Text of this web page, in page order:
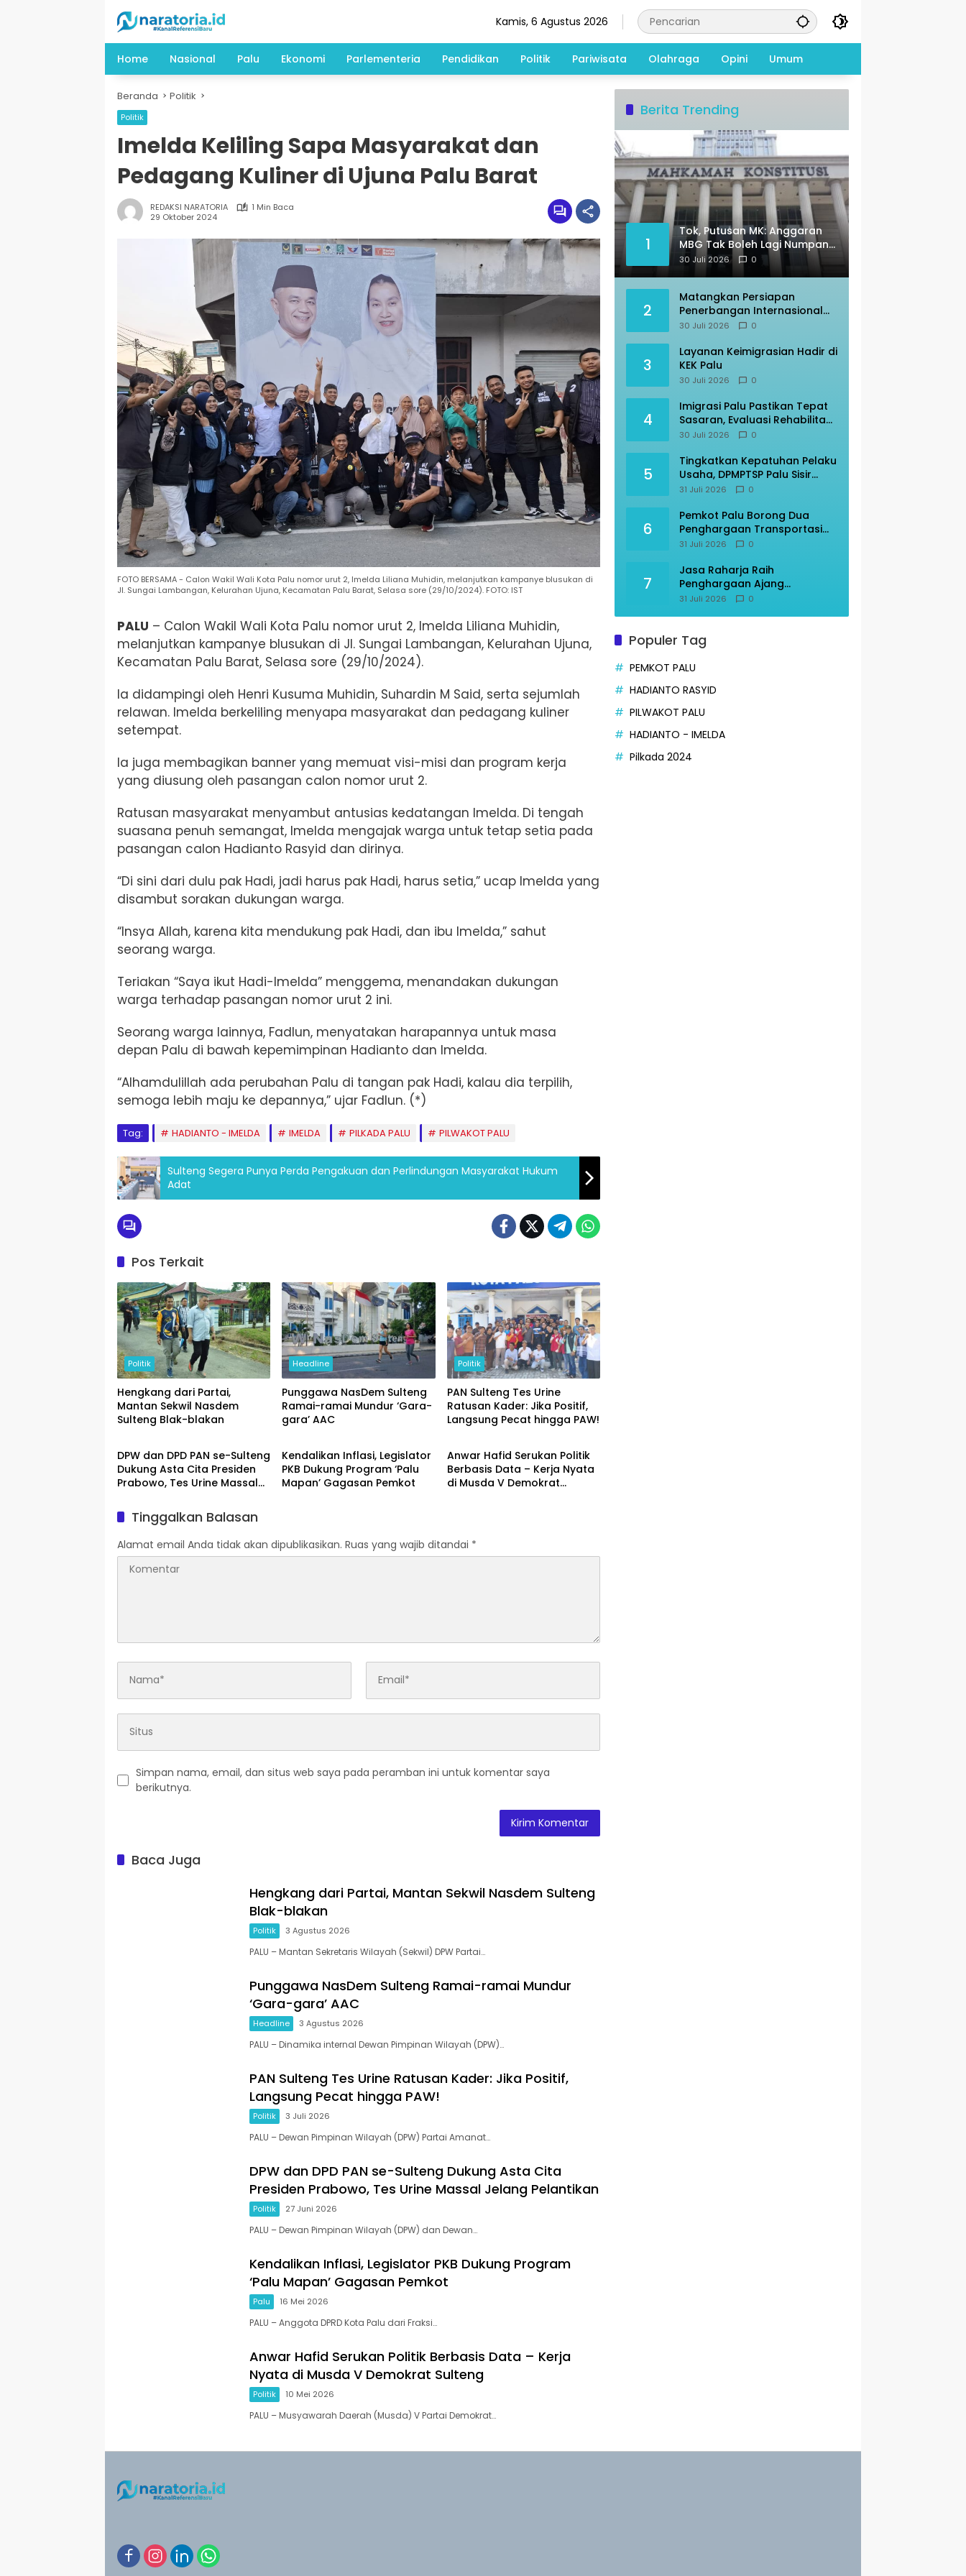
Kamis, 6 Agustus 2026
Home Nasional Palu Ekonomi Parlementeria Pendidikan Politik Pariwisata Olahraga Opini Umum
Beranda Politik
Politik
Imelda Keliling Sapa Masyarakat dan
Pedagang Kuliner di Ujuna Palu Barat
REDAKSI NARATORIA
1 Min Baca
29 Oktober 2024
FOTO BERSAMA - Calon Wakil Wali Kota Palu nomor urut 2, Imelda Liliana Muhidin, melanjutkan kampanye blusukan di
Jl. Sungai Lambangan, Kelurahan Ujuna, Kecamatan Palu Barat, Selasa sore (29/10/2024). FOTO: IST
PALU – Calon Wakil Wali Kota Palu nomor urut 2, Imelda Liliana Muhidin,
melanjutkan kampanye blusukan di Jl. Sungai Lambangan, Kelurahan Ujuna,
Kecamatan Palu Barat, Selasa sore (29/10/2024).
Ia didampingi oleh Henri Kusuma Muhidin, Suhardin M Said, serta sejumlah
relawan. Imelda berkeliling menyapa masyarakat dan pedagang kuliner
setempat.
Ia juga membagikan banner yang memuat visi-misi dan program kerja
yang diusung oleh pasangan calon nomor urut 2.
Ratusan masyarakat menyambut antusias kedatangan Imelda. Di tengah
suasana penuh semangat, Imelda mengajak warga untuk tetap setia pada
pasangan calon Hadianto Rasyid dan dirinya.
“Di sini dari dulu pak Hadi, jadi harus pak Hadi, harus setia,” ucap Imelda yang
disambut sorakan dukungan warga.
“Insya Allah, karena kita mendukung pak Hadi, dan ibu Imelda,” sahut
seorang warga.
Teriakan “Saya ikut Hadi-Imelda” menggema, menandakan dukungan
warga terhadap pasangan nomor urut 2 ini.
Seorang warga lainnya, Fadlun, menyatakan harapannya untuk masa
depan Palu di bawah kepemimpinan Hadianto dan Imelda.
“Alhamdulillah ada perubahan Palu di tangan pak Hadi, kalau dia terpilih,
semoga lebih maju ke depannya,” ujar Fadlun. (*)
Tag: HADIANTO - IMELDA IMELDA PILKADA PALU PILWAKOT PALU
Sulteng Segera Punya Perda Pengakuan dan Perlindungan Masyarakat Hukum
Adat
Pos Terkait
Politik
Hengkang dari Partai,
Mantan Sekwil Nasdem
Sulteng Blak-blakan
Headline
Punggawa NasDem Sulteng
Ramai-ramai Mundur ‘Gara-
gara’ AAC
Politik
PAN Sulteng Tes Urine
Ratusan Kader: Jika Positif,
Langsung Pecat hingga PAW!
Politik
DPW dan DPD PAN se-Sulteng
Dukung Asta Cita Presiden
Prabowo, Tes Urine Massal
Palu
Kendalikan Inflasi, Legislator
PKB Dukung Program ‘Palu
Mapan’ Gagasan Pemkot
Politik
Anwar Hafid Serukan Politik
Berbasis Data – Kerja Nyata
di Musda V Demokrat
Tinggalkan Balasan
Alamat email Anda tidak akan dipublikasikan. Ruas yang wajib ditandai *
Simpan nama, email, dan situs web saya pada peramban ini untuk komentar saya
berikutnya.
Baca Juga
Hengkang dari Partai, Mantan Sekwil Nasdem Sulteng
Blak-blakan
Politik 3 Agustus 2026
PALU – Mantan Sekretaris Wilayah (Sekwil) DPW Partai…
Punggawa NasDem Sulteng Ramai-ramai Mundur
‘Gara-gara’ AAC
Headline 3 Agustus 2026
PALU – Dinamika internal Dewan Pimpinan Wilayah (DPW)…
PAN Sulteng Tes Urine Ratusan Kader: Jika Positif,
Langsung Pecat hingga PAW!
Politik 3 Juli 2026
PALU – Dewan Pimpinan Wilayah (DPW) Partai Amanat…
DPW dan DPD PAN se-Sulteng Dukung Asta Cita
Presiden Prabowo, Tes Urine Massal Jelang Pelantikan
Politik 27 Juni 2026
PALU – Dewan Pimpinan Wilayah (DPW) dan Dewan…
Kendalikan Inflasi, Legislator PKB Dukung Program
‘Palu Mapan’ Gagasan Pemkot
Palu 16 Mei 2026
PALU – Anggota DPRD Kota Palu dari Fraksi…
Anwar Hafid Serukan Politik Berbasis Data – Kerja
Nyata di Musda V Demokrat Sulteng
Politik 10 Mei 2026
PALU – Musyawarah Daerah (Musda) V Partai Demokrat…
Berita Trending
1
Tok, Putusan MK: Anggaran
MBG Tak Boleh Lagi Numpang
di Pos Pendidikan
30 Juli 2026 0
2
Matangkan Persiapan
Penerbangan Internasional
Perdana, Imigrasi Palu Rakor
30 Juli 2026 0
3
Layanan Keimigrasian Hadir di
KEK Palu
30 Juli 2026 0
4
Imigrasi Palu Pastikan Tepat
Sasaran, Evaluasi Rehabilitasi
Ruang Detensi
30 Juli 2026 0
5
Tingkatkan Kepatuhan Pelaku
Usaha, DPMPTSP Palu Sisir
Warkop – Restoran
31 Juli 2026 0
6
Pemkot Palu Borong Dua
Penghargaan Transportasi
Indonesia Award 2026
31 Juli 2026 0
7
Jasa Raharja Raih
Penghargaan Ajang
Transportasi Indonesia
31 Juli 2026 0
Populer Tag
PEMKOT PALU
HADIANTO RASYID
PILWAKOT PALU
HADIANTO - IMELDA
Pilkada 2024